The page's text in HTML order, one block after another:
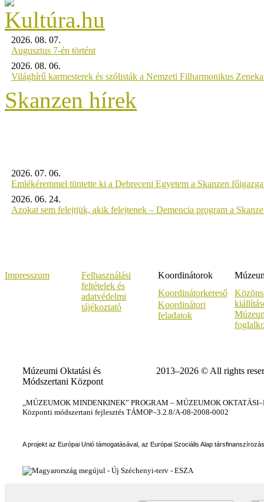
2026. 08. 07.
Augusztus 7-én történt
2026. 08. 06.
Világhírű karmesterek és szólisták a Nemzeti Filharmonikus
Skanzen hírek
2026. 07. 06.
Emlékéremmel tüntette ki a Debreceni Egyetem a Skanzen
2026. 06. 24.
Azokat sem felejtjük, akik felejtenek – Demencia program a
Impresszum
Felhasználási
feltételek és
adatvédelmi
tájékoztató
Koordinátorok
Koordinátorkereső
Koordinátori
feladatok
Múzeumi Oktatási és
Módszertani Központ
2013–2026 © All rights
„MÚZEUMOK MINDENKINEK” PROGRAM – MÚZEUMOK
Központi módszertani fejlesztés TÁMOP–3.2.8/A-08-2008-0002
A projekt az Európai Unió támogatásával, az Európai Szociális Alap